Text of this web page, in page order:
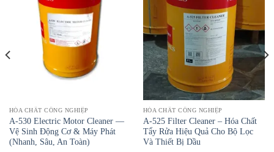
HÓA CHẤT CÔNG NGHIỆP
A-530 Electric Motor Cleaner —
Vệ Sinh Động Cơ & Máy Phát
(Nhanh, Sâu, An Toàn)
HÓA CHẤT CÔNG NGHIỆP
A-525 Filter Cleaner – Hóa Chất
Tẩy Rửa Hiệu Quả Cho Bộ Lọc
Và Thiết Bị Dầu